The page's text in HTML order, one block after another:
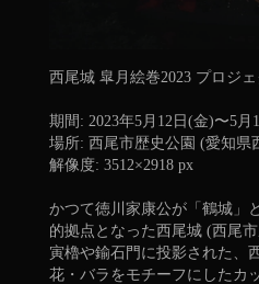
西尾城 皐月絵巻2023 プロジ
期間: 2023年5月12日(金)〜5月
場所: 西尾市歴史公園 (愛知県
解像度: 3512×2918 px
かつて徳川家康公が「鶴城」
的拠点となった西尾城 (西尾
寅櫓や鍮石門に投影された、
花・バラをモチーフにしたカ